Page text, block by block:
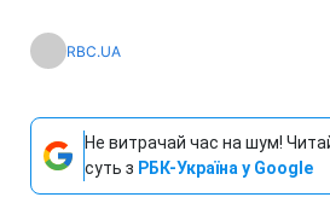
RBC.UA
Не витрачай час на шум!
суть з РБК-Україна у Google